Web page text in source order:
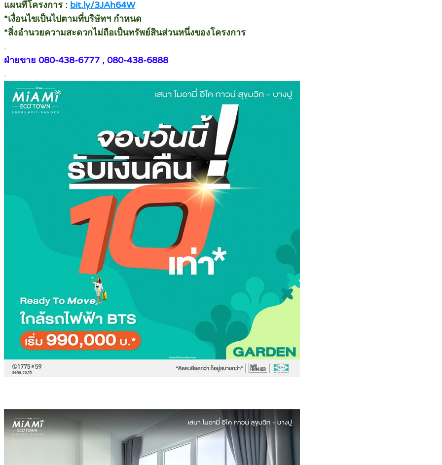
แผนที่โครงการ : bit.ly/3JAh64W
*เงื่อนไขเป็นไปตามที่บริษัทฯ กำหนด
*สิ่งอำนวยความสะดวกไม่ถือเป็นทรัพย์สินส่วนหนึ่งของโครงการ
.
ฝ่ายขาย 080-438-6777 , 080-438-6888
.